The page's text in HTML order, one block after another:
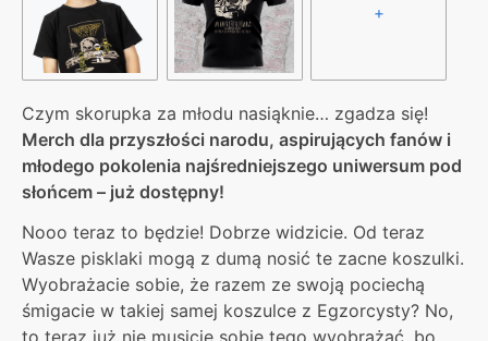
+
Czym skorupka za młodu nasiąknie… zgadza się!
Merch dla przyszłości narodu, aspirujących fanów i
młodego pokolenia najśredniejszego uniwersum pod
słońcem – już dostępny!
Nooo teraz to będzie! Dobrze widzicie. Od teraz
Wasze pisklaki mogą z dumą nosić te zacne koszulki.
Wyobrażacie sobie, że razem ze swoją pociechą
śmigacie w takiej samej koszulce z Egzorcysty? No,
to teraz już nie musicie sobie tego wyobrażać, bo